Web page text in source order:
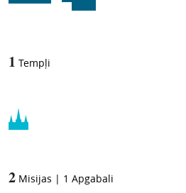
1 Tempļi
2 Misijas | 1 Apgabali